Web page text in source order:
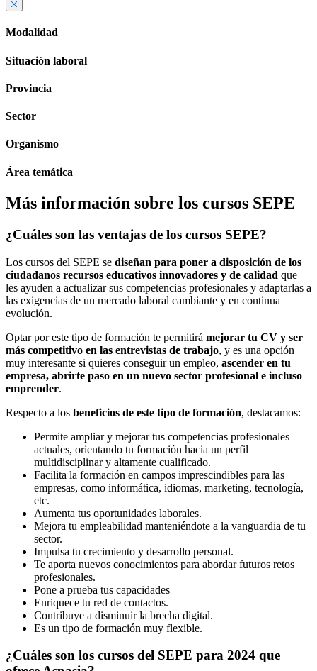
Modalidad
Situación laboral
Provincia
Sector
Organismo
Área temática
Más información sobre los cursos SEPE
¿Cuáles son las ventajas de los cursos SEPE?
Los cursos del SEPE se diseñan para poner a disposición de los
ciudadanos recursos educativos innovadores y de calidad que
les ayuden a actualizar sus competencias profesionales y adaptarlas a
las exigencias de un mercado laboral cambiante y en continua
evolución.
Optar por este tipo de formación te permitirá mejorar tu CV y ser
más competitivo en las entrevistas de trabajo, y es una opción
muy interesante si quieres conseguir un empleo, ascender en tu
empresa, abrirte paso en un nuevo sector profesional e incluso
emprender.
Respecto a los beneficios de este tipo de formación, destacamos:
Permite ampliar y mejorar tus competencias profesionales
actuales, orientando tu formación hacia un perfil
multidisciplinar y altamente cualificado.
Facilita la formación en campos imprescindibles para las
empresas, como informática, idiomas, marketing, tecnología,
etc.
Aumenta tus oportunidades laborales.
Mejora tu empleabilidad manteniéndote a la vanguardia de tu
sector.
Impulsa tu crecimiento y desarrollo personal.
Te aporta nuevos conocimientos para abordar futuros retos
profesionales.
Pone a prueba tus capacidades
Enriquece tu red de contactos.
Contribuye a disminuir la brecha digital.
Es un tipo de formación muy flexible.
¿Cuáles son los cursos del SEPE para 2024 que